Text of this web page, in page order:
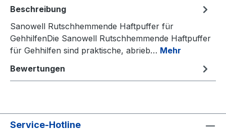
Beschreibung
Sanowell Rutschhemmende Haftpuffer für
GehhilfenDie Sanowell Rutschhemmende Haftpuffer
für Gehhilfen sind praktische, abrieb… Mehr
Bewertungen
Service-Hotline